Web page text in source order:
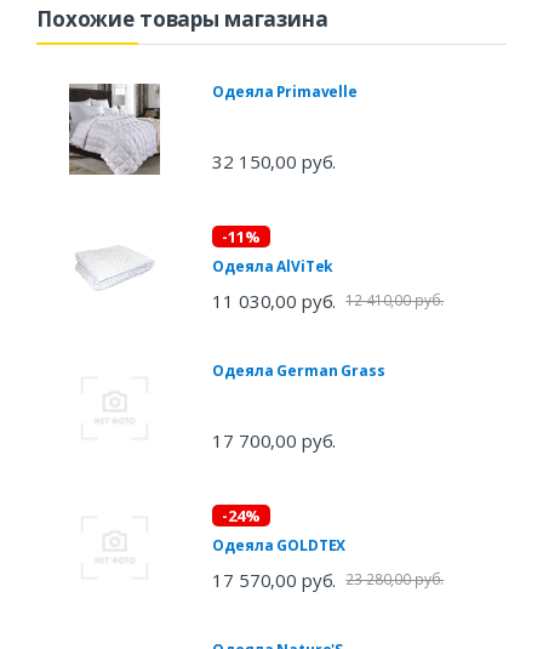
Похожие товары магазина
Одеяла Primavelle
32 150,00 руб.
-11%
Одеяла AlViTek
11 030,00 руб. 12 410,00 руб.
Одеяла German Grass
17 700,00 руб.
-24%
Одеяла GOLDTEX
17 570,00 руб. 23 280,00 руб.